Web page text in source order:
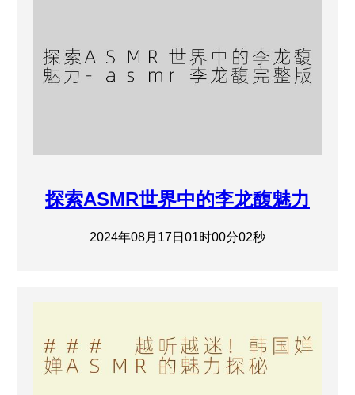
探索ASMR世界中的李龙馥魅力
2024年08月17日01时00分02秒